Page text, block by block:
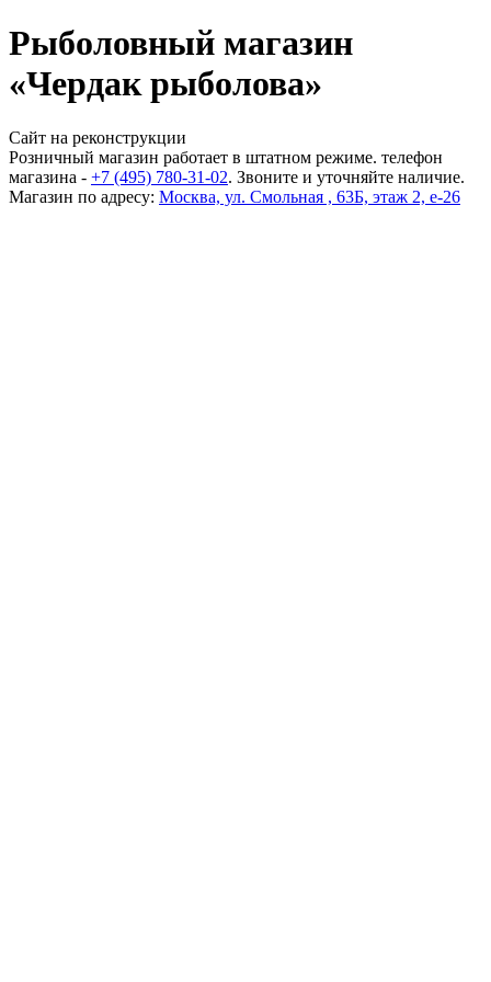
Рыболовный магазин
«Чердак рыболова»
Сайт на реконструкции
Розничный магазин работает в штатном режиме. телефон
магазина - +7 (495) 780-31-02. Звоните и уточняйте наличие.
Магазин по адресу: Москва, ул. Смольная , 63Б, этаж 2, е-26